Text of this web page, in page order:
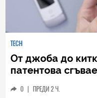
TECH
От джоба до
патентова
0 | ПРЕДИ 2 Ч.